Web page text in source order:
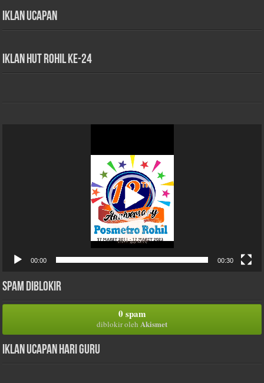
Iklan Ucapan
iklan HUT Rohil Ke-24
00:00 00:30
Spam Diblokir
0 spam
diblokir oleh Akismet
Iklan Ucapan Hari Guru